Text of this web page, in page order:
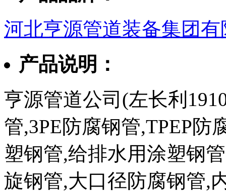
河北亨源管道装备集团有
产品说明：
亨源管道公司(左长利
管,3PE防腐钢管,TPEP
塑钢管,给排水用涂塑钢
旋钢管,大口径防腐钢管,